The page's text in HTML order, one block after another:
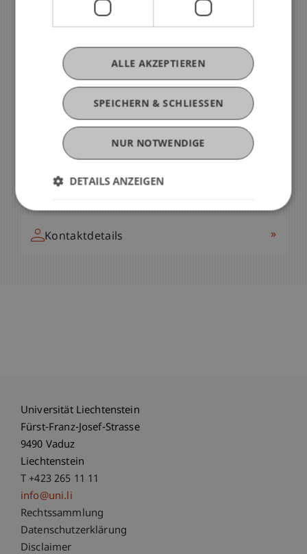
Du hast noch Fragen?
Mirjana Schädler
Leiterin - International Office
E-Mail
+423 265 11 07
Kontaktdetails »
Universität Liechtenstein
Fürst-Franz-Josef-Strasse
9490 Vaduz
Liechtenstein
T +423 265 11 11
info@uni.li
Fußzeile Rechtliche Hinweise
Rechtssammlung
Datenschutzerklärung
Disclaimer
SPEICHERN & SCHLIESSEN
ALLE AKZEPTIEREN
NUR NOTWENDIGE
DETAILS ANZEIGEN